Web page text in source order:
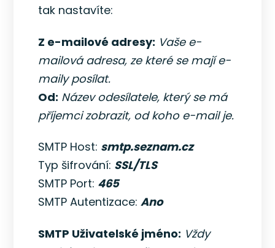
tak nastavíte:
Z e-mailové adresy: Vaše e-
mailová adresa, ze které se mají e-
maily posílat.
Od: Název odesílatele, který se má
příjemci zobrazit, od koho e-mail je.
SMTP Host: smtp.seznam.cz
Typ šifrování: SSL/TLS
SMTP Port: 465
SMTP Autentizace:Ano
SMTP Uživatelské jméno: Vždy